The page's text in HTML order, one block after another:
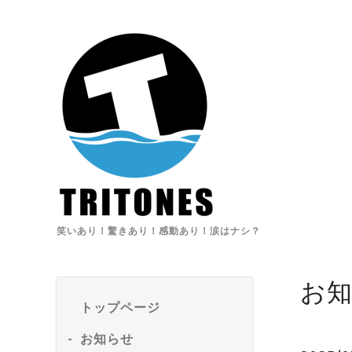
笑いあり！驚きあり！感動あり！涙はナシ？
トップページ
お知らせ
お